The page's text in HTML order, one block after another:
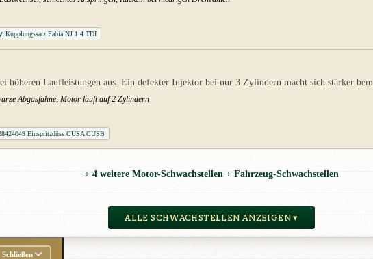
Kupplungssatz Fabia NJ 1.4 TDI
Laufleistungen aus. Ein defekter Injektor bei nur 3 Zylindern macht sich stärker
Abgasfahne, Motor läuft auf 2 Zylindern
Einspritzdüse CUSA CUSB
+ 4 weitere Motor-Schwachstellen + Fahrzeug-Schwachstellen
ALLE SCHWACHSTELLEN ANZEIGEN ▾
Schließen